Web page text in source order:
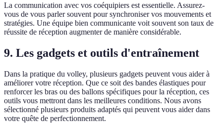
La communication avec vos coéquipiers est essentielle. Assurez-
vous de vous parler souvent pour synchroniser vos mouvements et
stratégies. Une équipe bien communicante voit souvent son taux de
réussite de réception augmenter de manière considérable.
9. Les gadgets et outils d'entraînement
Dans la pratique du volley, plusieurs gadgets peuvent vous aider à
améliorer votre réception. Que ce soit des bandes élastiques pour
renforcer les bras ou des ballons spécifiques pour la réception, ces
outils vous mettront dans les meilleures conditions. Nous avons
sélectionné plusieurs produits adaptés qui peuvent vous aider dans
votre quête de perfectionnement.